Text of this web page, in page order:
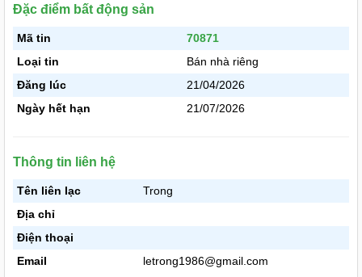
Đặc điểm bất động sản
Mã tin
70871
Loại tin
Bán nhà riêng
Đăng lúc
21/04/2026
Ngày hết hạn
21/07/2026
Thông tin liên hệ
Tên liên lạc
Trong
Địa chỉ
Điện thoại
Email
letrong1986@gmail.com